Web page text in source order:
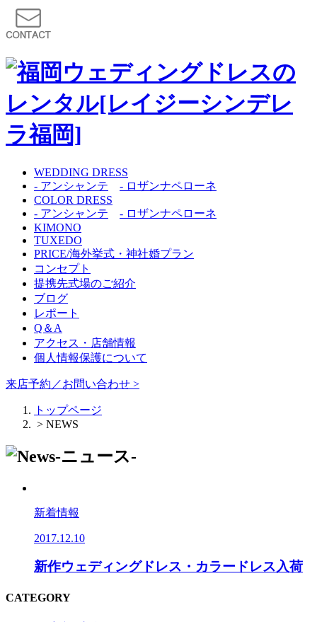
WEDDING DRESS
- アンシャンテ
- ロザンナペローネ
COLOR DRESS
- アンシャンテ
- ロザンナペローネ
KIMONO
TUXEDO
PRICE/海外挙式・神社婚プラン
コンセプト
提携先式場のご紹介
ブログ
レポート
Q＆A
アクセス・店舗情報
個人情報保護について
来店予約／お問い合わせ >
トップページ
> NEWS
新着情報
2017.12.10
新作ウェディングドレス・カラードレス入荷
CATEGORY